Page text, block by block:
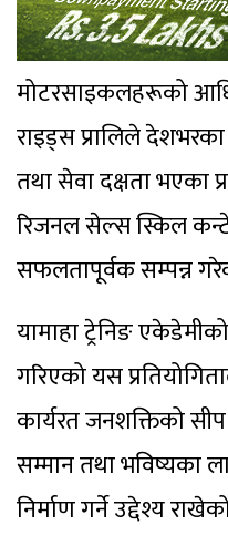
मोटरसाइकलहरूको
राइड्स प्रालिले
तथा सेवा दक्षता भएका
रिजनल सेल्स स्किल
सफलतापूर्वक सम्पन्न
यामाहा ट्रेनिङ
गरिएको यस
कार्यरत जनशक्तिको
सम्मान तथा भविष्यका
निर्माण गर्ने उद्देश्य